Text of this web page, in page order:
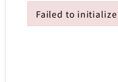
Failed to
Failed to initialize